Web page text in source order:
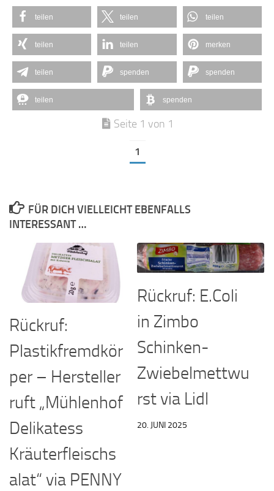
teilen teilen teilen
teilen teilen merken
teilen spenden spenden
teilen spenden
Seite 1 von 1
1
FÜR DICH VIELLEICHT EBENFALLS
INTERESSANT …
Rückruf:
Plastikfremdkör
per – Hersteller
ruft „Mühlenhof
Delikatess
Kräuterfleischs
alat“ via PENNY
Rückruf: E.Coli
in Zimbo
Schinken-
Zwiebelmettwu
rst via Lidl
20. JUNI 2025